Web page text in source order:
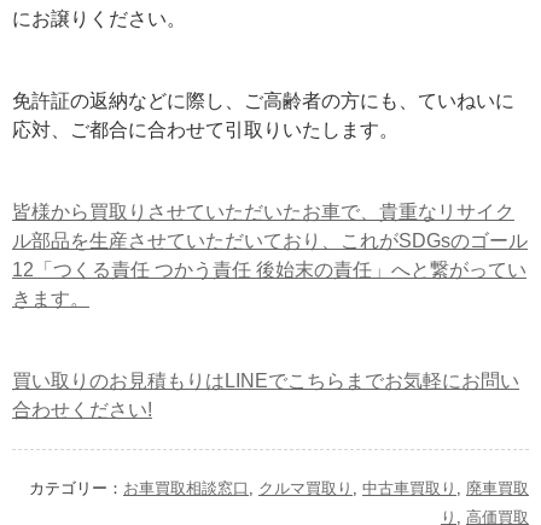
にお譲りください。
免許証の返納などに際し、ご高齢者の方にも、ていねいに
応対、ご都合に合わせて引取りいたします。
皆様から買取りさせていただいたお車で、貴重なリサイク
ル部品を生産させていただいており、これがSDGsのゴール
12「つくる責任 つかう責任 後始末の責任」へと繋がってい
きます。
買い取りのお見積もりはLINEでこちらまでお気軽にお問い
合わせください!
カテゴリー： お車買取相談窓口 クルマ買取り 中古車買取り
廃車買取
り
高価買取